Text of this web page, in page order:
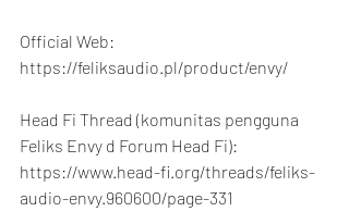
Official Web:
https://feliksaudio.pl/product/envy/
Head Fi Thread (komunitas pengguna
Feliks Envy d Forum Head Fi):
https://www.head-fi.org/threads/feliks-
audio-envy.960600/page-331